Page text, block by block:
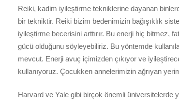
Reiki, kadim iyileştirme tekniklerine dayanan
bir tekniktir. Reiki bizim bedenimizin bağışıklık
iyileştirme becerisini arttırır. Bu enerji hiç bitmez,
gücü olduğunu söyleyebiliriz. Bu yöntemde
mevcut. Enerji avuç içimizden çıkıyor ve
kullanıyoruz. Çocukken annelerimizin ağrıyan
Harvard ve Yale gibi birçok önemli üniversitelerde